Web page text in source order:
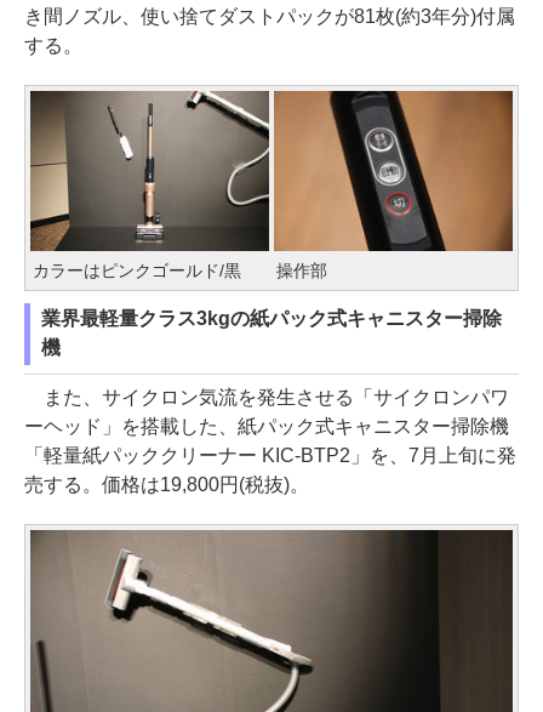
き間ノズル、使い捨てダストパックが81枚(約3年分)付属
する。
カラーはピンクゴールド/黒 操作部
業界最軽量クラス3kgの紙パック式キャニスター掃除
機
また、サイクロン気流を発生させる「サイクロンパワ
ーヘッド」を搭載した、紙パック式キャニスター掃除機
「軽量紙パッククリーナー KIC-BTP2」を、7月上旬に発
売する。価格は19,800円(税抜)。